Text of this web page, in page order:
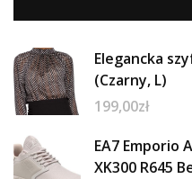
Elegancka
(Czarny, L)
199,00zł
EA7 Emporio
XK300 R645